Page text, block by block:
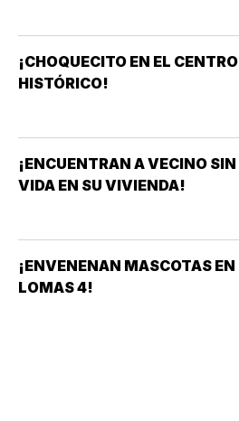
¡CHOQUECITO EN EL CENTRO
HISTÓRICO!
¡ENCUENTRAN A VECINO SIN
VIDA EN SU VIVIENDA!
¡ENVENENAN MASCOTAS EN
LOMAS 4!